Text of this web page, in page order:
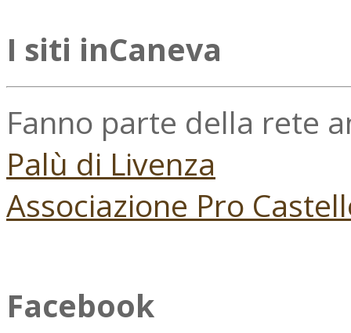
I siti inCaneva
Fanno parte della rete
Palù di Livenza
Associazione Pro
Facebook